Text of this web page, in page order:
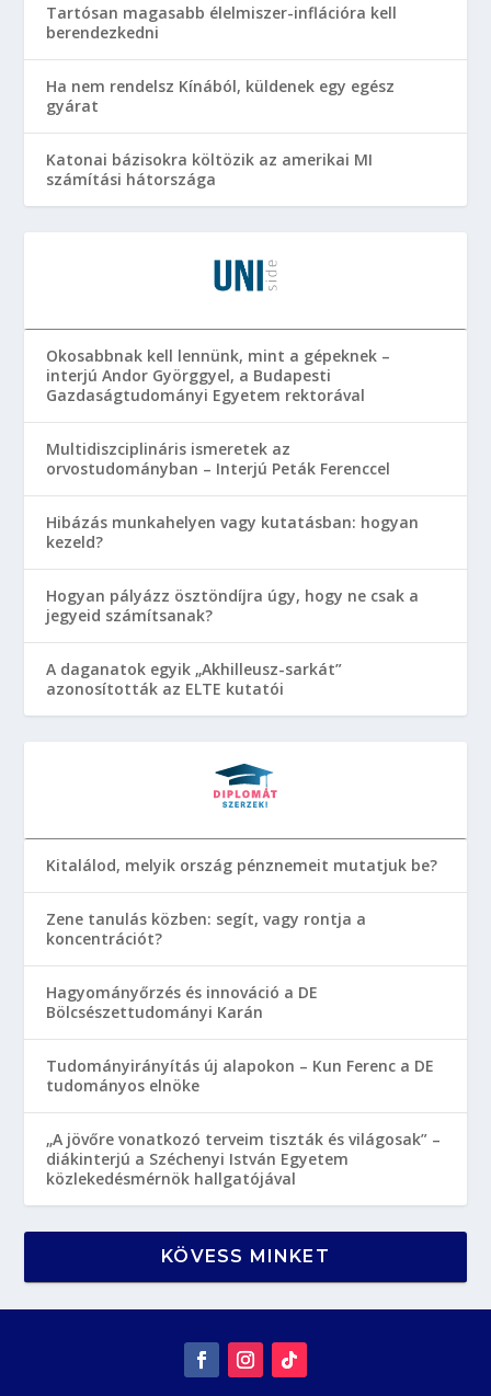
Tartósan magasabb élelmiszer-inflációra kell
berendezkedni
Ha nem rendelsz Kínából, küldenek egy egész
gyárat
Katonai bázisokra költözik az amerikai MI
számítási hátországa
Okosabbnak kell lennünk, mint a gépeknek –
interjú Andor Györggyel, a Budapesti
Gazdaságtudományi Egyetem rektorával
Multidiszciplináris ismeretek az
orvostudományban – Interjú Peták Ferenccel
Hibázás munkahelyen vagy kutatásban: hogyan
kezeld?
Hogyan pályázz ösztöndíjra úgy, hogy ne csak a
jegyeid számítsanak?
A daganatok egyik „Akhilleusz-sarkát”
azonosították az ELTE kutatói
Kitalálod, melyik ország pénznemeit mutatjuk be?
Zene tanulás közben: segít, vagy rontja a
koncentrációt?
Hagyományőrzés és innováció a DE
Bölcsészettudományi Karán
Tudományirányítás új alapokon – Kun Ferenc a DE
tudományos elnöke
„A jövőre vonatkozó terveim tiszták és világosak” –
diákinterjú a Széchenyi István Egyetem
közlekedésmérnök hallgatójával
KÖVESS MINKET